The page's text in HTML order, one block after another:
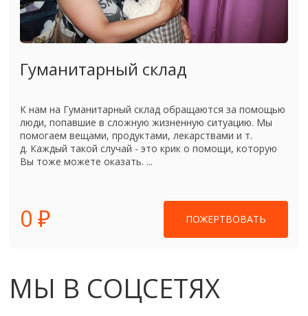
Гуманитарный склад
К нам на Гуманитарный склад обращаются за помощью
люди, попавшие в сложную жизненную ситуацию. Мы
помогаем вещами, продуктами, лекарствами и т.
д. Каждый такой случай - это крик о помощи, которую
Вы тоже можете оказать. ...
0 ₽ ПОЖЕРТВОВАТЬ
МЫ В СОЦСЕТЯХ